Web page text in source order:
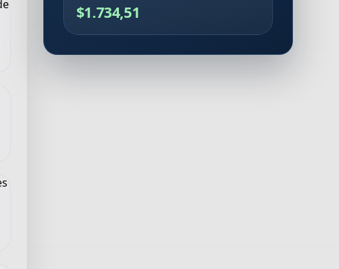
$1.734,51